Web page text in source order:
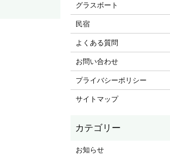
グラスボート
民宿
よくある質問
お問い合わせ
プライバシーポリシー
サイトマップ
お知らせ